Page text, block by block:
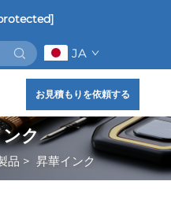
JA
お見積もりを依頼する
ク
品 > 昇華インク